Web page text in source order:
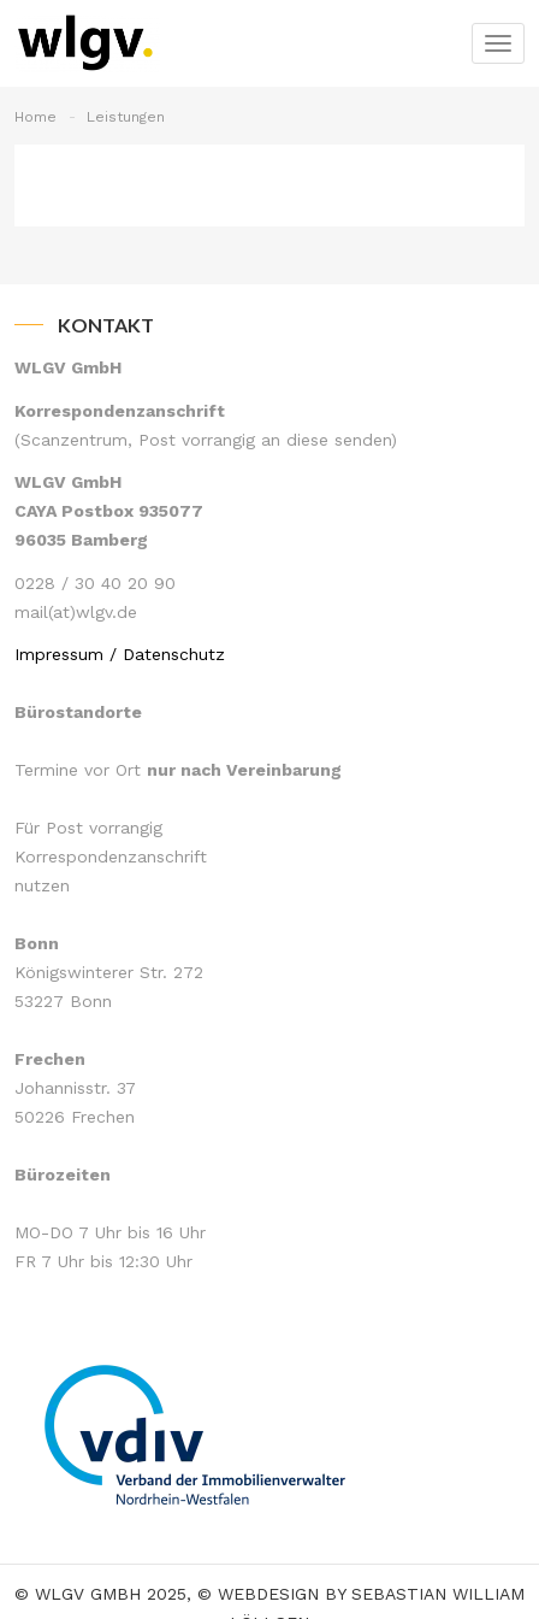
Home Leistungen
KONTAKT
WLGV GmbH
Korrespondenzanschrift
(Scanzentrum, Post vorrangig an diese senden)
WLGV GmbH
CAYA Postbox 935077
96035 Bamberg
0228 / 30 40 20 90
mail(at)wlgv.de
Impressum / Datenschutz
Bürostandorte
Termine vor Ort nur nach Vereinbarung
Für Post vorrangig
Korrespondenzanschrift
nutzen
Bonn
Königswinterer Str. 272
53227 Bonn
Frechen
Johannisstr. 37
50226 Frechen
Bürozeiten
MO-DO 7 Uhr bis 16 Uhr
FR 7 Uhr bis 12:30 Uhr
© WLGV GMBH 2025, © WEBDESIGN BY SEBASTIAN WILLIAM